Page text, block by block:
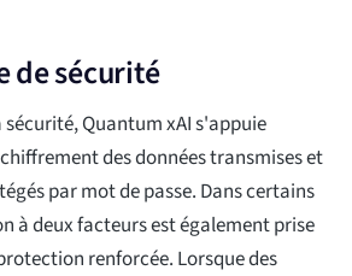
de sécurité
sécurité, Quantum xAI s'appuie
des données transmises et
par mot de passe. Dans certains
à deux facteurs est également prise
renforcée. Lorsque des